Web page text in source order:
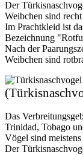
Der
Weibchen sind
Im Prachtkleid ist
Bezeichnung
Nach der
Weibchen sind
Das
Trinidad, Tobago
Vögel sind
Der